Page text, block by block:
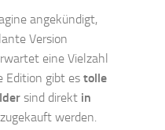
angekündigt,
Version
eine Vielzahl
Edition gibt es tolle
sind direkt in
werden.